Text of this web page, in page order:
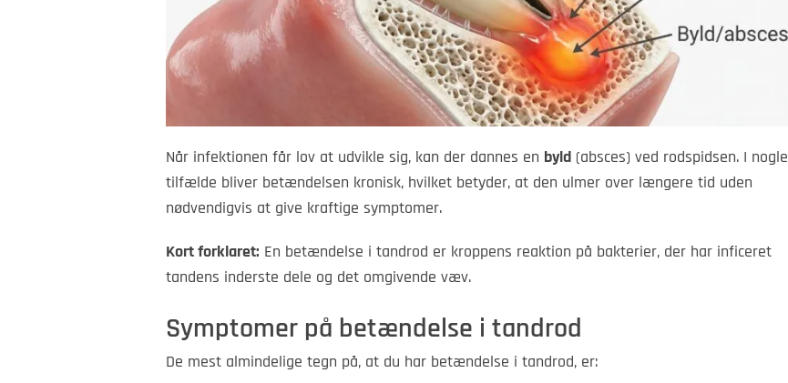
Når infektionen får lov at udvikle sig, kan der dannes en byld(absces) ved rodspidsen. I nogle
tilfælde bliver betændelsen kronisk, hvilket betyder, at den ulmer over længere tid uden
nødvendigvis at give kraftige symptomer.
Kort forklaret: En betændelse i tandrod er kroppens reaktion på bakterier, der har inficeret
tandens inderste dele og det omgivende væv.
Symptomer på betændelse i tandrod
De mest almindelige tegn på, at du har betændelse i tandrod, er: